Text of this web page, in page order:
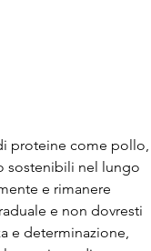
proteine ​​come pollo,
sostenibili nel lungo
e rimanere
e non dovresti
e determinazione,